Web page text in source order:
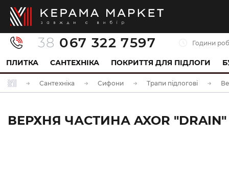
38 067 322 7597 Години
ПЛИТКА САНТЕХНІКА ПОКРИТТЯ ДЛЯ ПІДЛОГИ
Сантехніка Сифони Трапи підлогові
ВЕРХНЯ ЧАСТИНА AXOR